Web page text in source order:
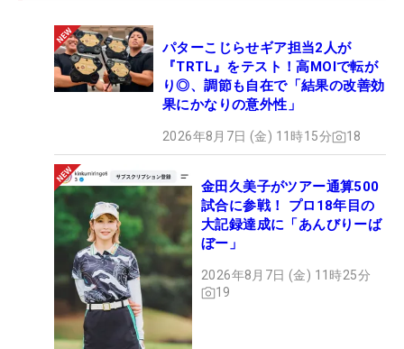
パターこじらせギア担当2人が
『TRTL』をテスト！高MOIで転が
り◎、調節も自在で「結果の改善効
果にかなりの意外性」
2026年8月7日 (金) 11時15分 18
金田久美子がツアー通算500
試合に参戦！ プロ18年目の
大記録達成に「あんびりーば
ぼー」
2026年8月7日 (金) 11時25分
19